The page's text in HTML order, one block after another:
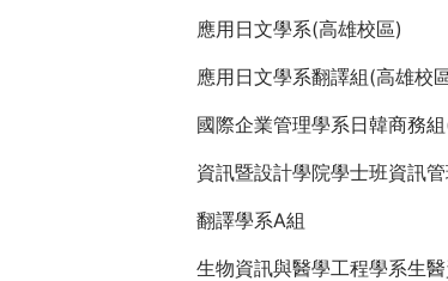
應用日文學系(高雄校區)
應用日文學系翻譯組(高雄校
國際企業管理學系日韓商務
資訊暨設計學院學士班資訊
翻譯學系A組
生物資訊與醫學工程學系生